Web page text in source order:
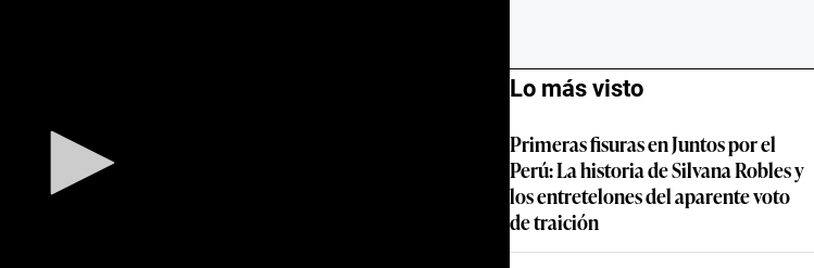
Lo más visto
Primeras fisuras en Juntos
Perú: La historia de Silvana
los entretelones del
de traición